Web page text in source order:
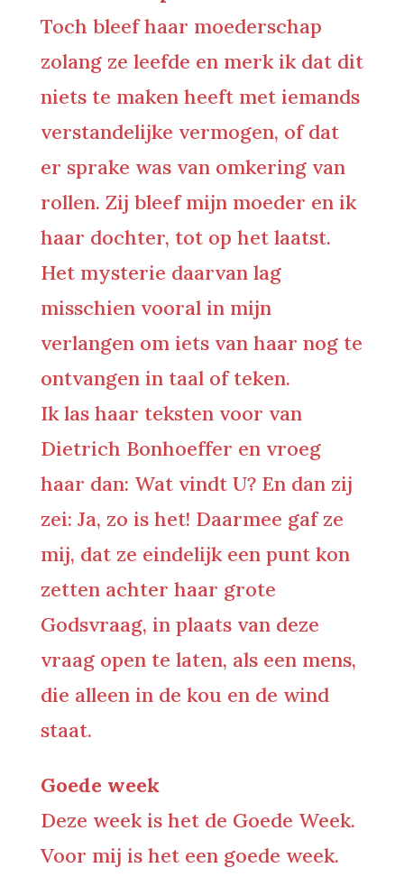
Toch bleef haar moederschap
zolang ze leefde en merk ik dat dit
niets te maken heeft met iemands
verstandelijke vermogen, of dat
er sprake was van omkering van
rollen. Zij bleef mijn moeder en ik
haar dochter, tot op het laatst.
Het mysterie daarvan lag
misschien vooral in mijn
verlangen om iets van haar nog te
ontvangen in taal of teken.
Ik las haar teksten voor van
Dietrich Bonhoeffer en vroeg
haar dan: Wat vindt U? En dan zij
zei: Ja, zo is het! Daarmee gaf ze
mij, dat ze eindelijk een punt kon
zetten achter haar grote
Godsvraag, in plaats van deze
vraag open te laten, als een mens,
die alleen in de kou en de wind
staat.
Goede week
Deze week is het de Goede Week.
Voor mij is het een goede week.